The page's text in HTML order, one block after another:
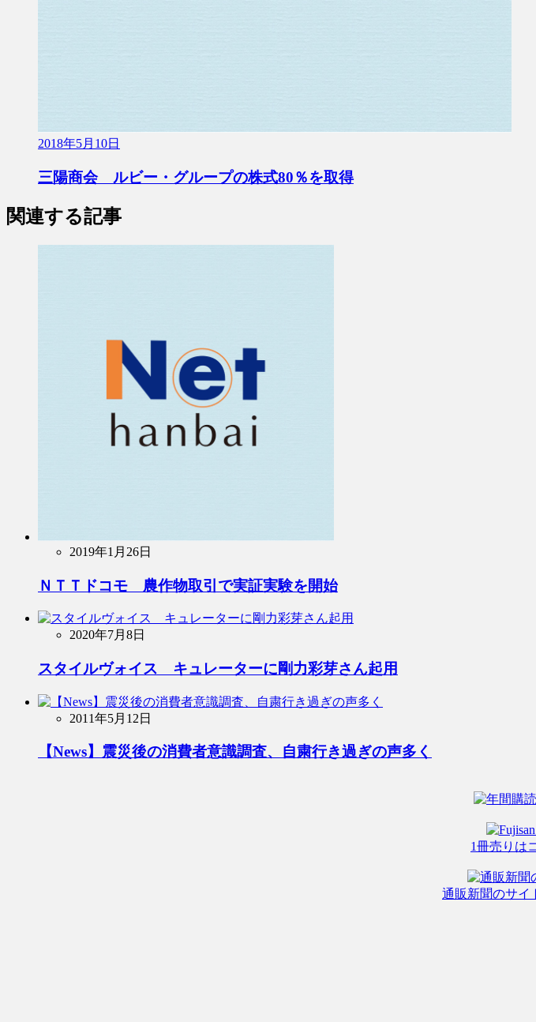
2018年5月10日
三陽商会 ルビー・グループの株式80％を取得
関連する記事
2019年1月26日
ＮＴＴドコモ 農作物取引で実証実験を開始
2020年7月8日
スタイルヴォイス キュレーターに剛力彩芽さん起用
2011年5月12日
【News】震災後の消費者意識調査、自粛行き過ぎの声多く
1冊売りは
通販新聞のサイ